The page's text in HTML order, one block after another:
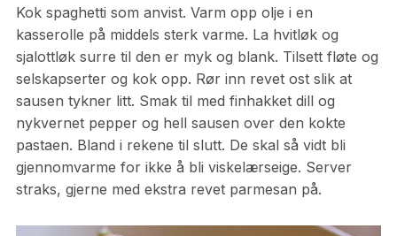
Kok spaghetti som anvist. Varm opp olje i en
kasserolle på middels sterk varme. La hvitløk og
sjalottløk surre til den er myk og blank. Tilsett fløte og
selskapserter og kok opp. Rør inn revet ost slik at
sausen tykner litt. Smak til med finhakket dill og
nykvernet pepper og hell sausen over den kokte
pastaen. Bland i rekene til slutt. De skal så vidt bli
gjennomvarme for ikke å bli viskelærseige. Server
straks, gjerne med ekstra revet parmesan på.